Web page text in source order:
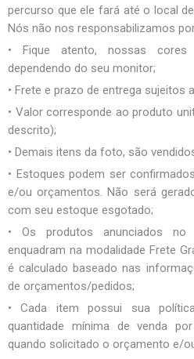
percurso que ele fará até o local
Nós não nos responsabilizamos
• Fique atento, nossas cores
dependendo do seu monitor;
• Frete e prazo de entrega sujeitos
• Valor corresponde ao produto
descrito);
• Demais itens da foto, são
• Estoques podem ser
e/ou orçamentos. Não será
com seu estoque esgotado;
• Os produtos anunciados no
enquadram na modalidade Frete
é calculado baseado nas
de orçamentos/pedidos;
• Cada item possui sua
quantidade mínima de venda
quando solicitado o orçamento e/